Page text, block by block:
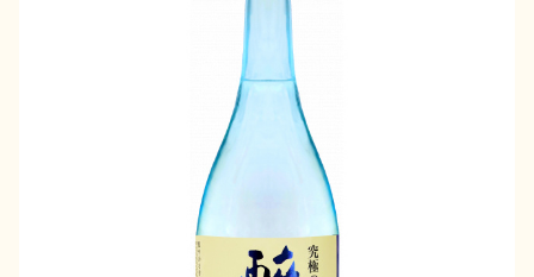
地酒カタログ